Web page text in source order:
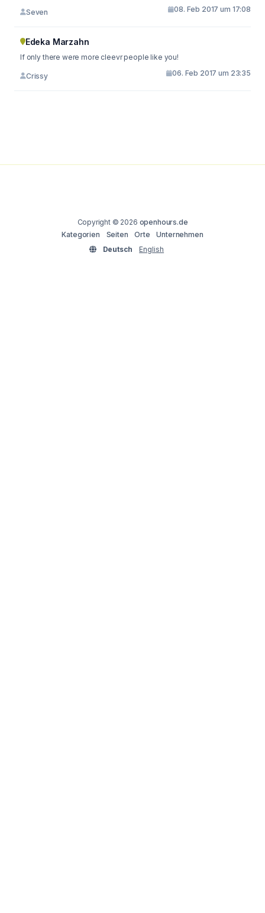
Seven 08. Feb 2017 um 17:08
Edeka Marzahn
If only there were more cleevr people like you!
Crissy 06. Feb 2017 um 23:35
Copyright © 2026 openhours.de
Kategorien
Seiten Orte
Unternehmen
Deutsch
English